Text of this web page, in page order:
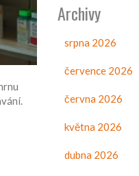
Archivy
srpna 2026
července 2026
června 2026
května 2026
dubna 2026